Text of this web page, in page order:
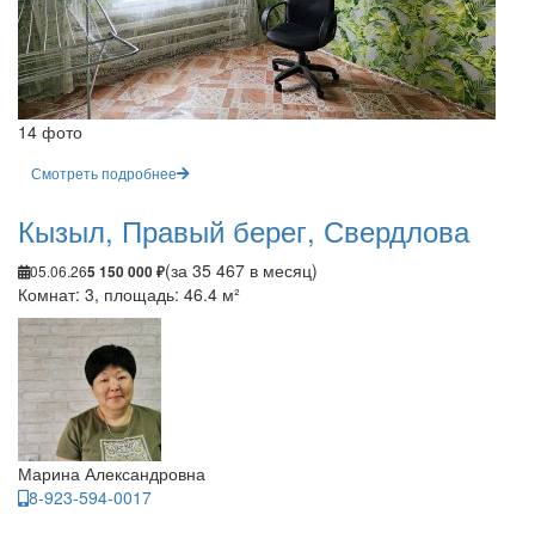
14 фото
Смотреть подробнее
Кызыл, Правый берег, Свердлова
05.06.265 150 000 ₽(за 35 467 в месяц)
Комнат: 3, площадь: 46.4 м²
Марина Александровна
8-923-594-0017